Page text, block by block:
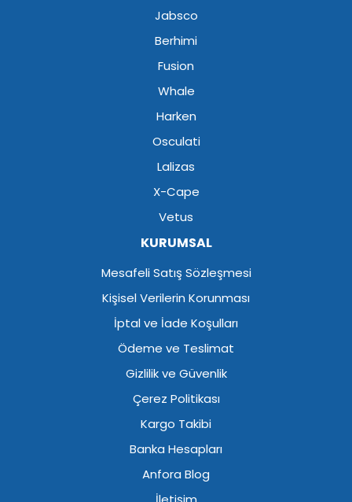
Jabsco
Berhimi
Fusion
Whale
Harken
Osculati
Lalizas
X-Cape
Vetus
KURUMSAL
Mesafeli Satış Sözleşmesi
Kişisel Verilerin Korunması
İptal ve İade Koşulları
Ödeme ve Teslimat
Gizlilik ve Güvenlik
Çerez Politikası
Kargo Takibi
Banka Hesapları
Anfora Blog